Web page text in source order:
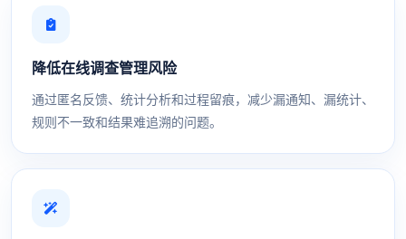
降低在线调查管理风险
通过匿名反馈、统计分析和过程留痕，减少漏通知、漏统计、
规则不一致和结果难追溯的问题。